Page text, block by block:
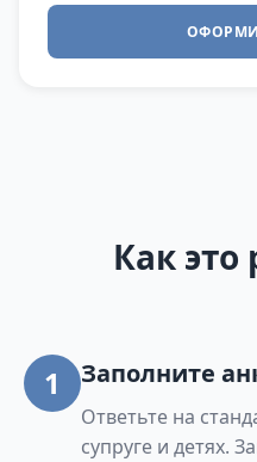
Как это
1 Заполните
Ответьте на
супруге и детях.